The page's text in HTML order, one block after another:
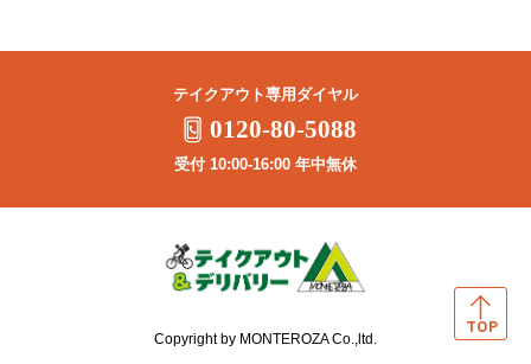
テイクアウト専用ダイヤル
0120-80-5088
受付 10:00-16:00 年中無休
Copyright by MONTEROZA Co.,ltd.